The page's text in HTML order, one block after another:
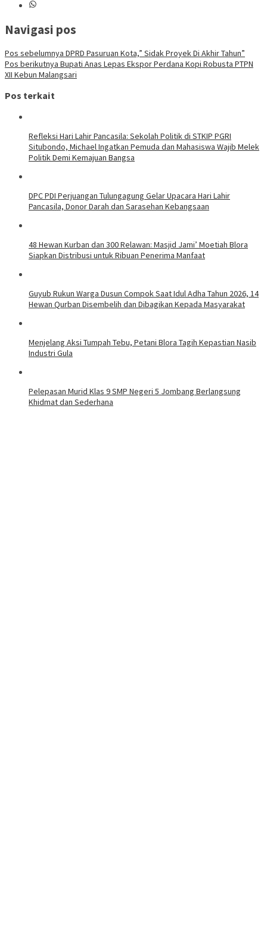
Navigasi pos
Pos sebelumnya DPRD Pasuruan Kota,” Sidak Proyek Di Akhir Tahun”
Pos berikutnya Bupati Anas Lepas Ekspor Perdana Kopi Robusta PTPN
XII Kebun Malangsari
Pos terkait
Refleksi Hari Lahir Pancasila: Sekolah Politik di STKIP PGRI
Situbondo, Michael Ingatkan Pemuda dan Mahasiswa Wajib Melek
Politik Demi Kemajuan Bangsa
DPC PDI Perjuangan Tulungagung Gelar Upacara Hari Lahir
Pancasila, Donor Darah dan Sarasehan Kebangsaan
48 Hewan Kurban dan 300 Relawan: Masjid Jami’ Moetiah Blora
Siapkan Distribusi untuk Ribuan Penerima Manfaat
Guyub Rukun Warga Dusun Compok Saat Idul Adha Tahun 2026, 14
Hewan Qurban Disembelih dan Dibagikan Kepada Masyarakat
Menjelang Aksi Tumpah Tebu, Petani Blora Tagih Kepastian Nasib
Industri Gula
Pelepasan Murid Klas 9 SMP Negeri 5 Jombang Berlangsung
Khidmat dan Sederhana